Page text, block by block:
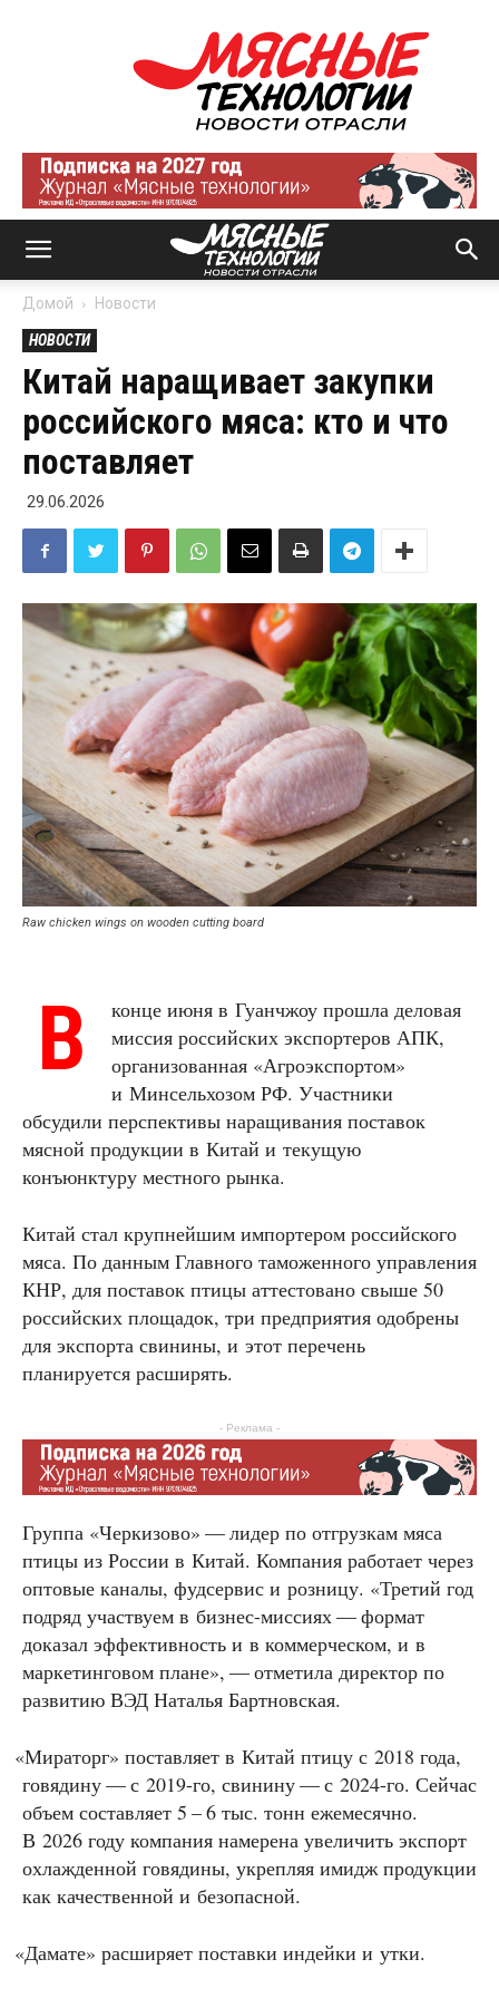
Мясные
технологии
|
Новости
отрасли
Домой Новости
НОВОСТИ
Китай наращивает закупки
российского мяса: кто и что
поставляет
29.06.2026
Raw chicken wings on wooden cutting board
В
конце июня в Гуанчжоу прошла деловая
миссия российских экспортеров АПК,
организованная «Агроэкспортом»
и Минсельхозом РФ. Участники
обсудили перспективы наращивания поставок
мясной продукции в Китай и текущую
конъюнктуру местного рынка.
Китай стал крупнейшим импортером российского
мяса. По данным Главного таможенного управления
КНР, для поставок птицы аттестовано свыше 50
российских площадок, три предприятия одобрены
для экспорта свинины, и этот перечень
планируется расширять.
- Реклама -
Группа «Черкизово» — лидер по отгрузкам мяса
птицы из России в Китай. Компания работает через
оптовые каналы, фудсервис и розницу. «Третий год
подряд участвуем в бизнес-миссиях — формат
доказал эффективность и в коммерческом, и в
маркетинговом плане», — отметила директор по
развитию ВЭД Наталья Бартновская.
«Мираторг» поставляет в Китай птицу с 2018 года,
говядину — с 2019-го, свинину — с 2024-го. Сейчас
объем составляет 5 – 6 тыс. тонн ежемесячно.
В 2026 году компания намерена увеличить экспорт
охлажденной говядины, укрепляя имидж продукции
как качественной и безопасной.
«Дамате» расширяет поставки индейки и утки.